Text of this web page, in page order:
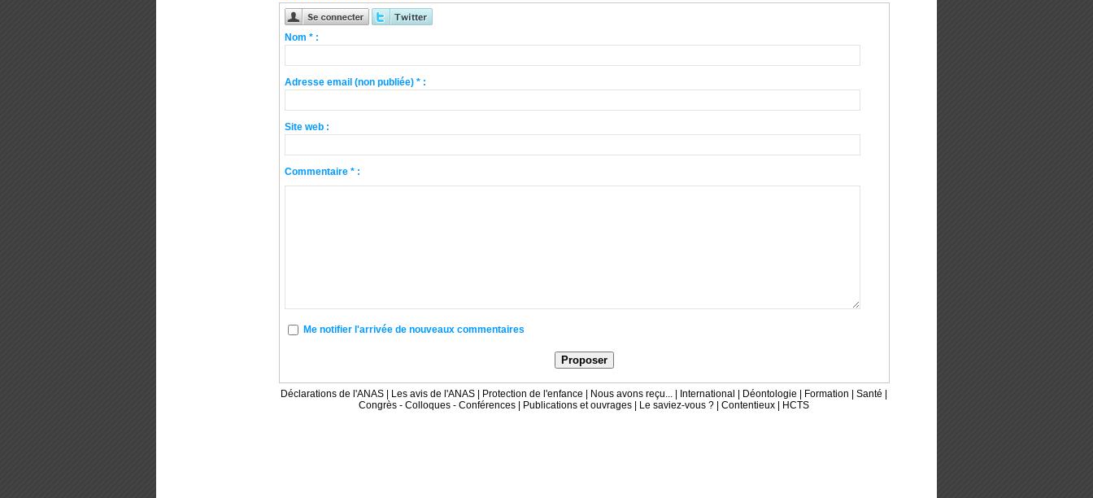
Nom * :
Adresse email (non publiée) * :
Site web :
Commentaire * :
Me notifier l'arrivée de nouveaux commentaires
Déclarations de l'ANAS Les avis de l'ANAS Protection de l'enfance Nous avons reçu... International Déontologie Formation |Santé
Congrès - Colloques - Conférences
Publications et ouvrages Le saviez-vous ? |Contentieux HCTS